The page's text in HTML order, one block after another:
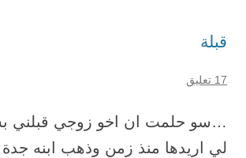
قبلة
17 تعليق
…سو حلمت ان اخو زوجي قبلني
لي اريدها منذ زمن وذهب ابنه جدة